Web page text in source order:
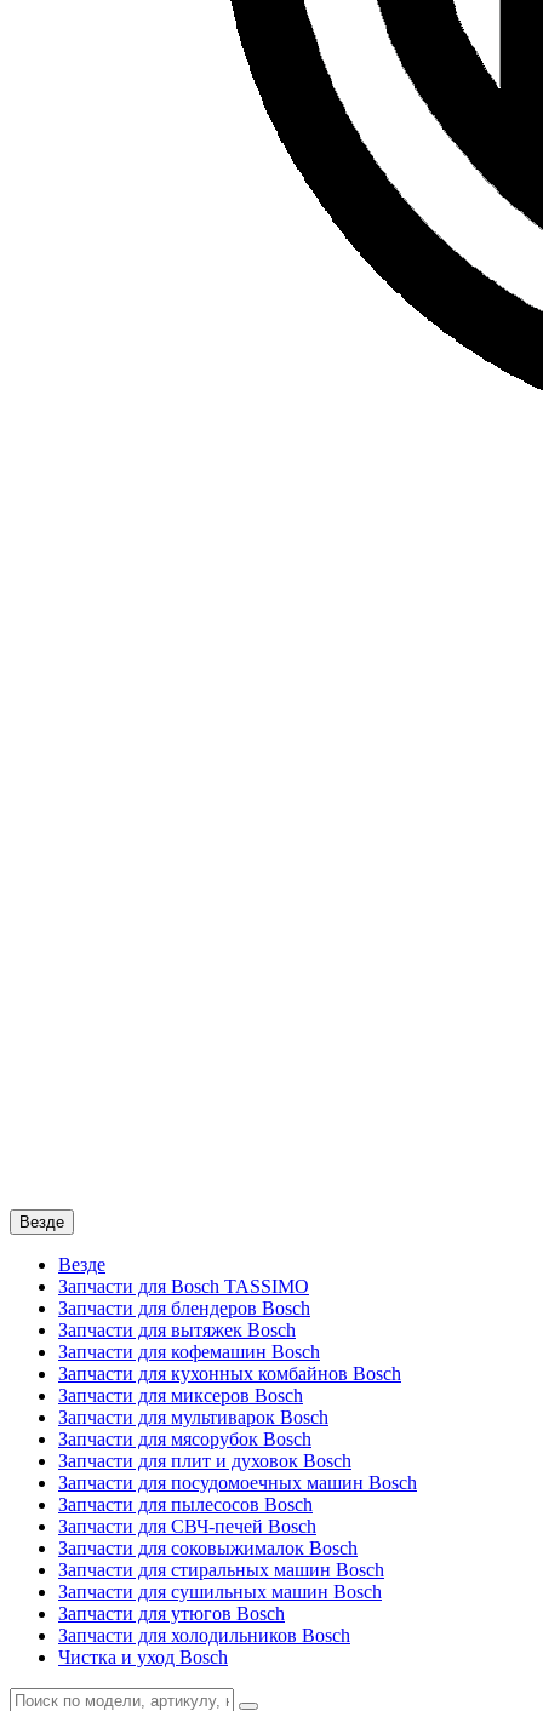
Везде
Везде
Запчасти для Bosch TASSIMO
Запчасти для блендеров Bosch
Запчасти для вытяжек Bosch
Запчасти для кофемашин Bosch
Запчасти для кухонных комбайнов Bosch
Запчасти для миксеров Bosch
Запчасти для мультиварок Bosch
Запчасти для мясорубок Bosch
Запчасти для плит и духовок Bosch
Запчасти для посудомоечных машин Bosch
Запчасти для пылесосов Bosch
Запчасти для СВЧ-печей Bosch
Запчасти для соковыжималок Bosch
Запчасти для стиральных машин Bosch
Запчасти для сушильных машин Bosch
Запчасти для утюгов Bosch
Запчасти для холодильников Bosch
Чистка и уход Bosch